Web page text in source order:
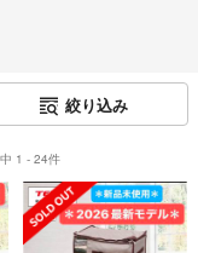
絞り込み
1 - 24件